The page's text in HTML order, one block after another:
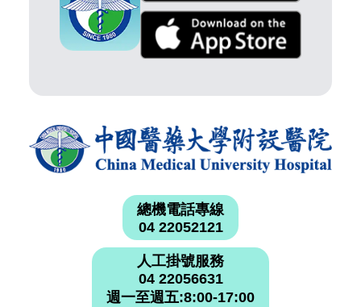
總機電話專線
04 22052121
人工掛號服務
04 22056631
週一至週五:8:00-17:00